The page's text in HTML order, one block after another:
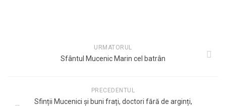
URMATORUL
Sfântul Mucenic Marin cel batrân
PRECEDENTUL
Sfinții Mucenici și buni frați, doctori fără de arginți,